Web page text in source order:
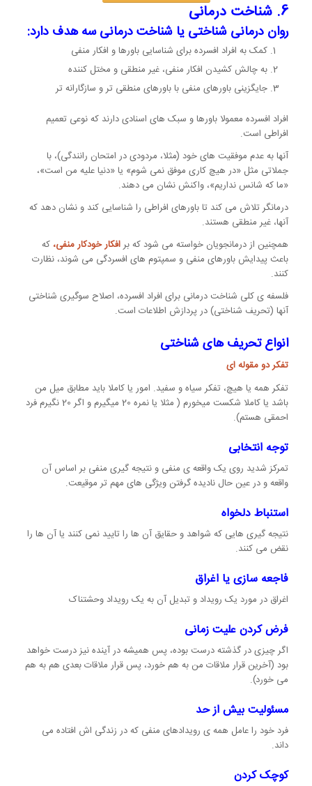
6. شناخت درمانی
روان درمانی شناختی یا شناخت درمانی سه هدف دارد:
کمک به افراد افسرده برای شناسایی باورها و افکار منفی
به چالش کشیدن افکار منفی، غیر منطقی و مختل کننده
جایگزینی باورهای منفی با باورهای منطقی تر و سازگارانه تر
افراد افسرده معمولا باورها و سبک های اسنادی دارند که نوعی تعمیم
افراطی است.
آنها به عدم موفقیت های خود (مثلا، مردودی در امتحان رانندگی)، با
جملاتی مثل «در هیچ کاری موفق نمی شوم» یا «دنیا علیه من است»،
«ما که شانس نداریم»، واکنش نشان می دهند.
درمانگر تلاش می کند تا باورهای افراطی را شناسایی کند و نشان دهد که
آنها، غیر منطقی هستند.
همچنین از درمانجویان خواسته می شود که برافکار خودکار منفی، که
باعث پیدایش باورهای منفی و سمپتوم های افسردگی می شوند، نظارت
کنند.
فلسفه ی کلی شناخت درمانی برای افراد افسرده، اصلاح سوگیری شناختی
آنها (تحریف شناختی) در پردازش اطلاعات است.
انواع تحریف های شناختی
تفکر دو مقوله ای
تفکر همه یا هیچ، تفکر سیاه و سفید. امور یا کاملا باید مطابق میل من
باشد یا کاملا شکست میخورم ( مثلا یا نمره 20 میگیرم و اگر 20 نگیرم فرد
احمقی هستم).
توجه انتخابی
تمرکز شدید روی یک واقعه ی منفی و نتیجه گیری منفی بر اساس آن
واقعه و در عین حال نادیده گرفتن ویژگی های مهم تر موقیعت.
استنباط دلخواه
نتیجه گیری هایی که شواهد و حقایق آن ها را تایید نمی کنند یا آن ها را
نقض می کنند.
فاجعه سازی یا اغراق
اغراق در مورد یک رویداد و تبدیل آن به یک رویداد وحشتناک
فرض کردن علیت زمانی
اگر چیزی در گذشته درست بوده، پس همیشه در آینده نیز درست خواهد
بود (آخرین قرار ملاقات من به هم خورد، پس قرار ملاقات بعدی هم به هم
می خورد).
مسئولیت بیش از حد
فرد خود را عامل همه ی رویدادهای منفی که در زندگی اش افتاده می
داند.
کوچک کردن